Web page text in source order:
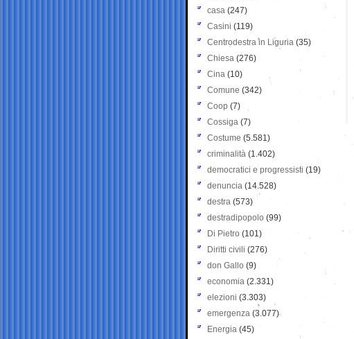
casa (247)
Casini (119)
Centrodestra in Liguria (35)
Chiesa (276)
Cina (10)
Comune (342)
Coop (7)
Cossiga (7)
Costume (5.581)
criminalità (1.402)
democratici e progressisti (19)
denuncia (14.528)
destra (573)
destradipopolo (99)
Di Pietro (101)
Diritti civili (276)
don Gallo (9)
economia (2.331)
elezioni (3.303)
emergenza (3.077)
Energia (45)